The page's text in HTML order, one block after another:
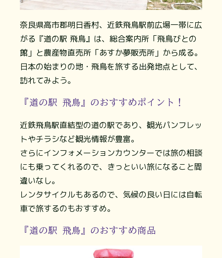
奈良県高市郡明日香村、近鉄飛鳥駅前広場一帯に広
がる『道の駅 飛鳥』は、総合案内所「飛鳥びとの
館」と農産物直売所「あすか夢販売所」から成る。
日本の始まりの地・飛鳥を旅する出発地点として、
訪れてみよう。
『道の駅 飛鳥』のおすすめポイント！
近鉄飛鳥駅直結型の道の駅であり、観光パンフレッ
トやチラシなど観光情報が豊富。
さらにインフォメーションカウンターでは旅の相談
にも乗ってくれるので、きっといい旅になること間
違いなし。
レンタサイクルもあるので、気候の良い日には自転
車で旅するのもおすすめ。
『道の駅 飛鳥』のおすすめ商品